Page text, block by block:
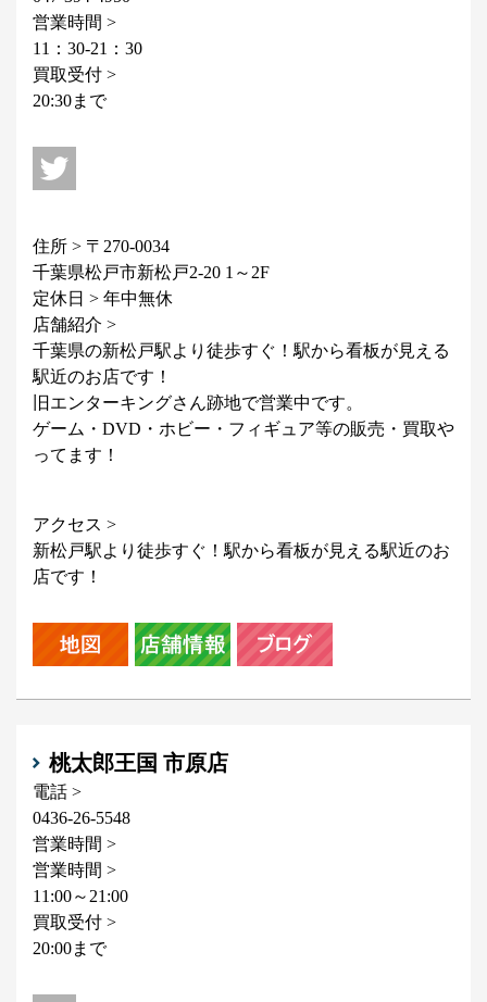
営業時間 >
11：30-21：30
買取受付 >
20:30まで
住所 > 〒270-0034
千葉県松戸市新松戸2-20 1～2F
定休日 > 年中無休
店舗紹介 >
千葉県の新松戸駅より徒歩すぐ！駅から看板が見える
駅近のお店です！
旧エンターキングさん跡地で営業中です。
ゲーム・DVD・ホビー・フィギュア等の販売・買取や
ってます！
アクセス >
新松戸駅より徒歩すぐ！駅から看板が見える駅近のお
店です！
桃太郎王国 市原店
電話 >
0436-26-5548
営業時間 >
営業時間 >
11:00～21:00
買取受付 >
20:00まで